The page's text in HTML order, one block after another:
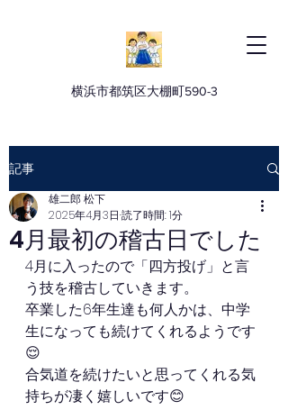
横浜市都筑区大棚町590-3
記事
4月最初の稽古日でした
雄二郎 松下
2025年4月3日 読了時間: 1分
4月に入ったので「四方投げ」と言
う技を稽古していきます。
卒業した6年生達も何人かは、中学
生になっても続けてくれるようです
😌
合気道を続けたいと思ってくれる気
持ちが凄く嬉しいです😊